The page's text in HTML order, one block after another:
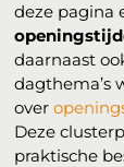
deze pagina
daarnaast
dagthema’s
over
Deze
praktische